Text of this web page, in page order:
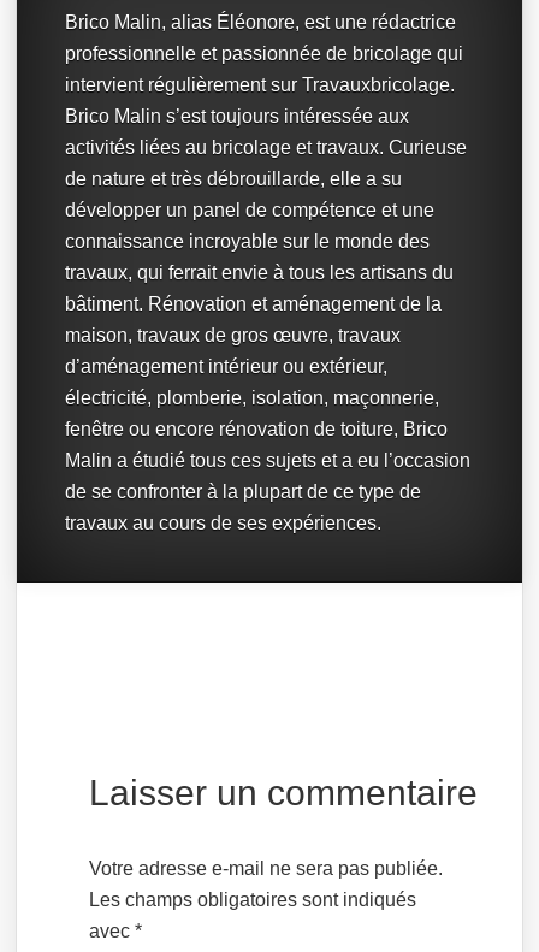
Brico Malin, alias Éléonore, est une rédactrice
professionnelle et passionnée de bricolage qui
intervient régulièrement sur Travauxbricolage.
Brico Malin s’est toujours intéressée aux
activités liées au bricolage et travaux. Curieuse
de nature et très débrouillarde, elle a su
développer un panel de compétence et une
connaissance incroyable sur le monde des
travaux, qui ferrait envie à tous les artisans du
bâtiment. Rénovation et aménagement de la
maison, travaux de gros œuvre, travaux
d’aménagement intérieur ou extérieur,
électricité, plomberie, isolation, maçonnerie,
fenêtre ou encore rénovation de toiture, Brico
Malin a étudié tous ces sujets et a eu l’occasion
de se confronter à la plupart de ce type de
travaux au cours de ses expériences.
Laisser un commentaire
Votre adresse e-mail ne sera pas publiée.
Les champs obligatoires sont indiqués
avec*